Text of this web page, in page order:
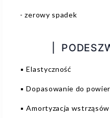
- zerowy spadek
|
▪️ Elastyczność
▪️ Dopasowanie do
▪️ Amortyzacja wstrząsów